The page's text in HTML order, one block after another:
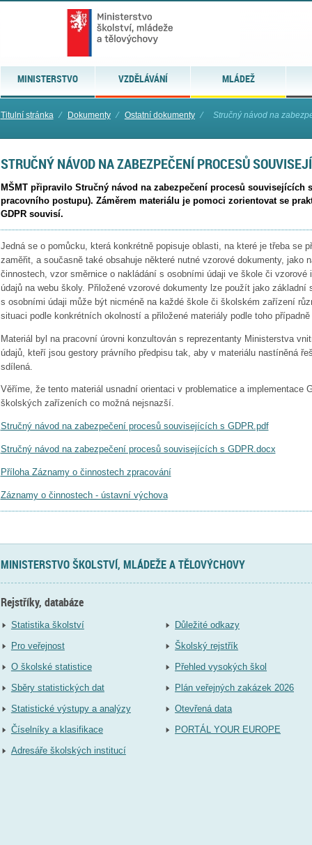
MINISTERSTVO VZDĚLÁVÁNÍ MLÁDEŽ
Titulní stránka ⁄ Dokumenty ⁄ Ostatní dokumenty ⁄ Stručný návod na
STRUČNÝ NÁVOD NA ZABEZPEČENÍ PROCESŮ
MŠMT připravilo Stručný návod na zabezpečení procesů souvisejících
pracovního postupu). Záměrem materiálu je pomoci zorientovat se
GDPR souvisí.
Jedná se o pomůcku, která konkrétně popisuje oblasti, na které je třeba se
zaměřit, a současně také obsahuje některé nutné vzorové dokumenty, jako
činnostech, vzor směrnice o nakládání s osobními údaji ve škole či vzorové
údajů na webu školy. Přiložené vzorové dokumenty lze použít jako základní
s osobními údaji může být nicméně na každé škole či školském zařízení
situaci podle konkrétních okolností a přiložené materiály podle toho případně
Materiál byl na pracovní úrovni konzultován s reprezentanty Ministerstva
údajů, kteří jsou gestory právního předpisu tak, aby v materiálu nastíněná
sdílená.
Věříme, že tento materiál usnadní orientaci v problematice a implementace
školských zařízeních co možná nejsnazší.
Stručný návod na zabezpečení procesů souvisejících s GDPR.pdf
Stručný návod na zabezpečení procesů souvisejících s GDPR.docx
Příloha Záznamy o činnostech zpracování
Záznamy o činnostech - ústavní výchova
MINISTERSTVO ŠKOLSTVÍ, MLÁDEŽE A TĚLOVÝCHOVY
Rejstříky, databáze
Statistika školství
Pro veřejnost
O školské statistice
Sběry statistických dat
Statistické výstupy a analýzy
Číselníky a klasifikace
Adresáře školských institucí
Důležité odkazy
Školský rejstřík
Přehled vysokých škol
Plán veřejných zakázek 2026
Otevřená data
PORTÁL YOUR EUROPE